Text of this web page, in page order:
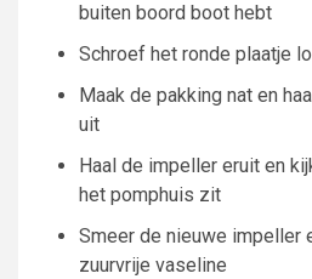
buiten boord boot hebt
Schroef het ronde plaatje
Maak de pakking nat en
uit
Haal de impeller eruit en
het pomphuis zit
Smeer de nieuwe impeller
zuurvrije vaseline